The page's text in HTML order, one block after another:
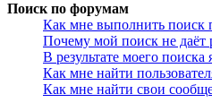
Поиск по форумам
Как мне выполнить поиск
Почему мой поиск не даёт
В результате моего
Как мне найти
Как мне найти свои